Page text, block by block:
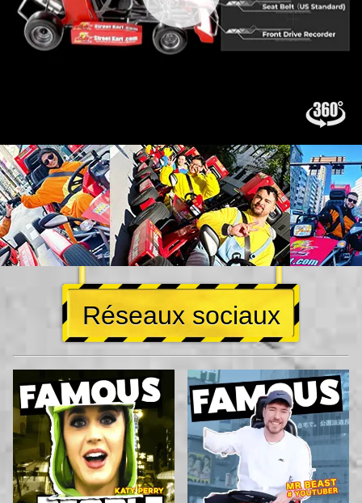
Réseaux sociaux